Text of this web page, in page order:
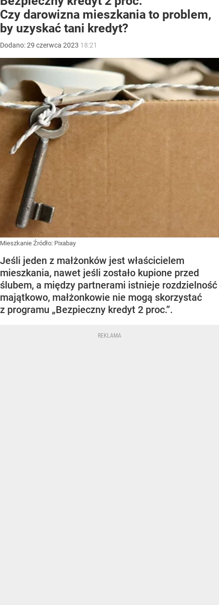
Czy darowizna mieszkania to problem,
by uzyskać tani kredyt?
Dodano:29 czerwca 2023 18:21
Mieszkanie Źródło: Pixabay
Jeśli jeden z małżonków jest właścicielem
mieszkania, nawet jeśli zostało kupione przed
ślubem, a między partnerami istnieje rozdzielność
majątkowo, małżonkowie nie mogą skorzystać
z programu „Bezpieczny kredyt 2 proc.”.